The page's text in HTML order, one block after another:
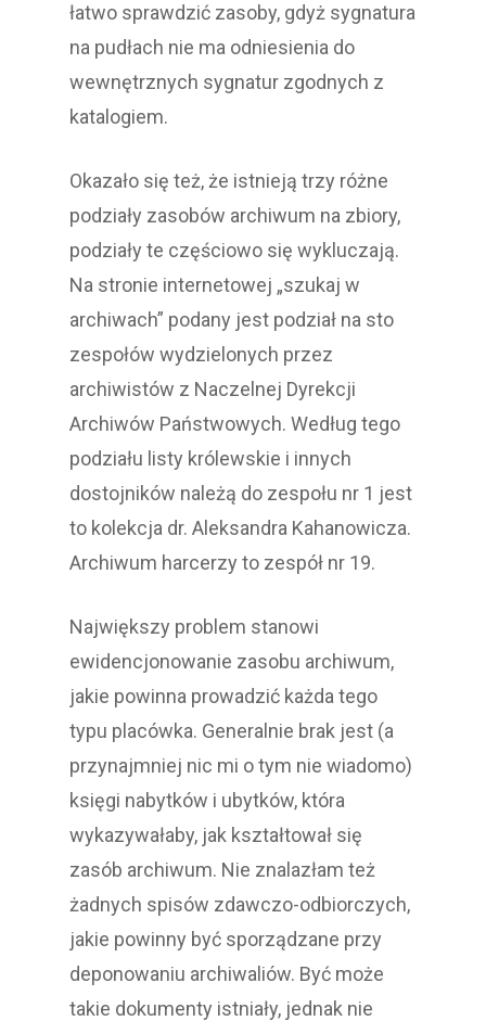
łatwo sprawdzić zasoby, gdyż sygnatura
na pudłach nie ma odniesienia do
wewnętrznych sygnatur zgodnych z
katalogiem.
Okazało się też, że istnieją trzy różne
podziały zasobów archiwum na zbiory,
podziały te częściowo się wykluczają.
Na stronie internetowej „szukaj w
archiwach” podany jest podział na sto
zespołów wydzielonych przez
archiwistów z Naczelnej Dyrekcji
Archiwów Państwowych. Według tego
podziału listy królewskie i innych
dostojników należą do zespołu nr 1 jest
to kolekcja dr. Aleksandra Kahanowicza.
Archiwum harcerzy to zespół nr 19.
Największy problem stanowi
ewidencjonowanie zasobu archiwum,
jakie powinna prowadzić każda tego
typu placówka. Generalnie brak jest (a
przynajmniej nic mi o tym nie wiadomo)
księgi nabytków i ubytków, która
wykazywałaby, jak kształtował się
zasób archiwum. Nie znalazłam też
żadnych spisów zdawczo-odbiorczych,
jakie powinny być sporządzane przy
deponowaniu archiwaliów. Być może
takie dokumenty istniały, jednak nie